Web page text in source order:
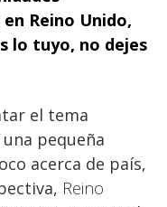
Reino Unido,
lo tuyo, no dejes
el tema
pequeña
acerca de país,
Reino